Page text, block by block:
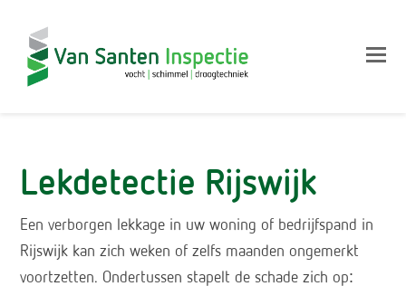
Lekdetectie Rijswijk
Een verborgen lekkage in uw woning of bedrijfspand in
Rijswijk kan zich weken of zelfs maanden ongemerkt
voortzetten. Ondertussen stapelt de schade zich op: